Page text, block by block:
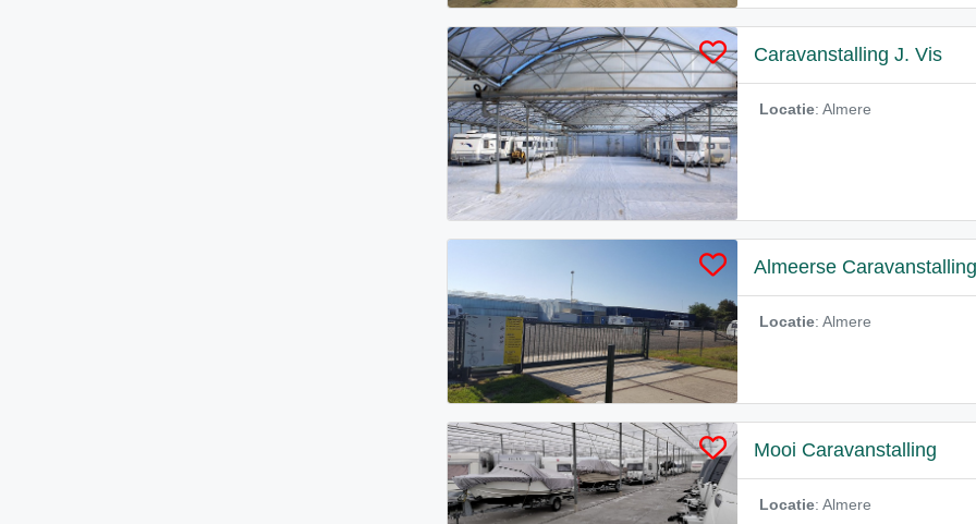
Caravanstalling J. Vis
Locatie: Almere
Almeerse
Locatie: Almere
Mooi Caravanstalling
Locatie: Almere